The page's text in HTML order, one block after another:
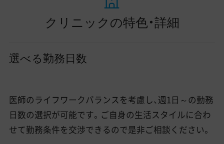
クリニックの特色・詳細
選べる勤務日数
医師のライフワークバランスを考慮し、週1日～の勤務
日数の選択が可能です。ご自身の生活スタイルに合わ
せて勤務条件を交渉できるので是非ご相談ください。